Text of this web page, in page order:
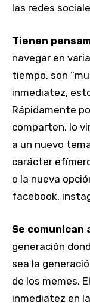
las redes
Tienen
navegar en
tiempo, son
inmediatez,
Rápidamente
comparten, lo
a un nuevo
carácter
o la nueva
facebook,
Se comunican
generación
sea la
de los memes.
inmediatez en